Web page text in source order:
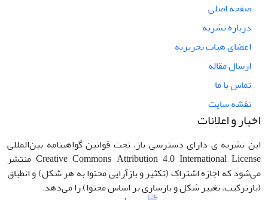
صفحه اصلی
درباره نشریه
اعضای هیات تحریریه
ارسال مقاله
تماس با ما
نقشه سایت
اخبار و اعلانات
این نشریه ی دارای دسترسی باز، تحت قوانین گواهینامه بین‌المللی
Creative Commons Attribution 4.0 International License منتشر
می‌شود که اجازه اشتراک (تکثیر و بازآرایی محتوا به هر شکل) و انطباق
(بازترکیب، تغییر شکل و بازسازی بر اساس محتوا) را می‌دهد.